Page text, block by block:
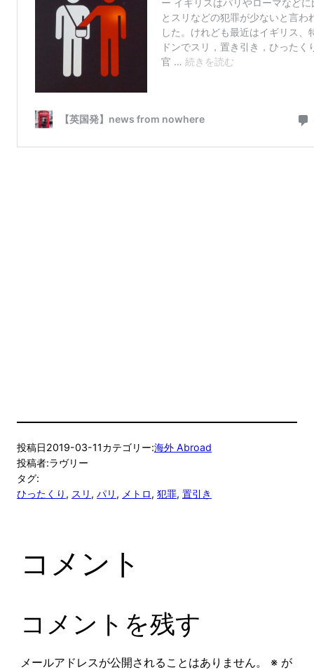
投稿日2019-03-11カテゴリー:海外 Abroad
投稿者:ラヴリー
タグ:
ひったくり , スリ , パリ , メトロ, 犯罪, 置引き
コメント
コメントを残す
メールアドレスが公開されることはありません。 ※が